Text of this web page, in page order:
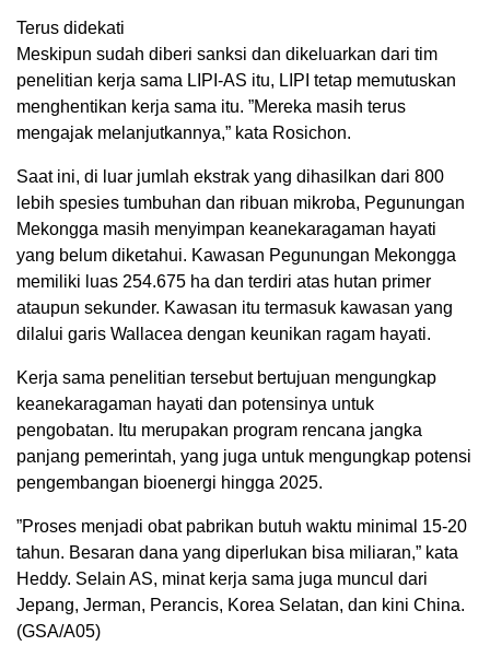
Terus didekati
Meskipun sudah diberi sanksi dan dikeluarkan dari tim
penelitian kerja sama LIPI-AS itu, LIPI tetap memutuskan
menghentikan kerja sama itu. ”Mereka masih terus
mengajak melanjutkannya,” kata Rosichon.
Saat ini, di luar jumlah ekstrak yang dihasilkan dari 800
lebih spesies tumbuhan dan ribuan mikroba, Pegunungan
Mekongga masih menyimpan keanekaragaman hayati
yang belum diketahui. Kawasan Pegunungan Mekongga
memiliki luas 254.675 ha dan terdiri atas hutan primer
ataupun sekunder. Kawasan itu termasuk kawasan yang
dilalui garis Wallacea dengan keunikan ragam hayati.
Kerja sama penelitian tersebut bertujuan mengungkap
keanekaragaman hayati dan potensinya untuk
pengobatan. Itu merupakan program rencana jangka
panjang pemerintah, yang juga untuk mengungkap potensi
pengembangan bioenergi hingga 2025.
”Proses menjadi obat pabrikan butuh waktu minimal 15-20
tahun. Besaran dana yang diperlukan bisa miliaran,” kata
Heddy. Selain AS, minat kerja sama juga muncul dari
Jepang, Jerman, Perancis, Korea Selatan, dan kini China.
(GSA/A05)